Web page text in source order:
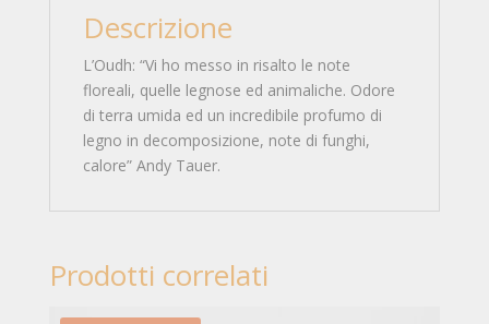
Descrizione
L’Oudh: “Vi ho messo in risalto le note
floreali, quelle legnose ed animaliche. Odore
di terra umida ed un incredibile profumo di
legno in decomposizione, note di funghi,
calore” Andy Tauer.
Prodotti correlati